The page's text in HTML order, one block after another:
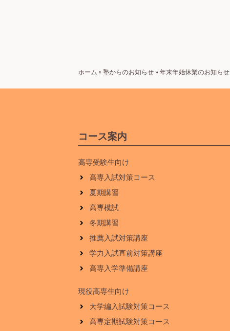
ホーム » 塾からのお知らせ » 年末年始休業のお知らせ
コース案内
高専受験生向け
高専入試対策コース
夏期講習
高専模試
冬期講習
推薦入試対策講座
学力入試直前対策講座
高専入学準備講座
現役高専生向け
大学編入試験対策コース
高専定期試験対策コース